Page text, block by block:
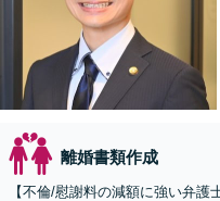
離婚書類作成
【不倫/慰謝料の減額に強い弁